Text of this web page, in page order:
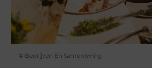
Bedrijven En Samenleving